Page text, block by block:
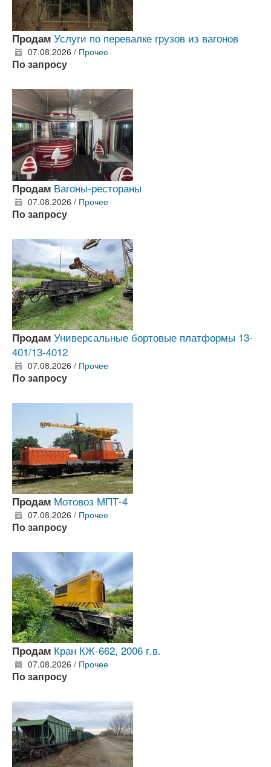
Продам Услуги по перевалке грузов из вагонов
07.08.2026 / Прочее
По запросу
Продам Вагоны-рестораны
07.08.2026 / Прочее
По запросу
Продам Универсальные бортовые платформы 13-
401/13-4012
07.08.2026 / Прочее
По запросу
Продам Мотовоз МПТ-4
07.08.2026 / Прочее
По запросу
Продам Кран КЖ-662, 2006 г.в.
07.08.2026 / Прочее
По запросу